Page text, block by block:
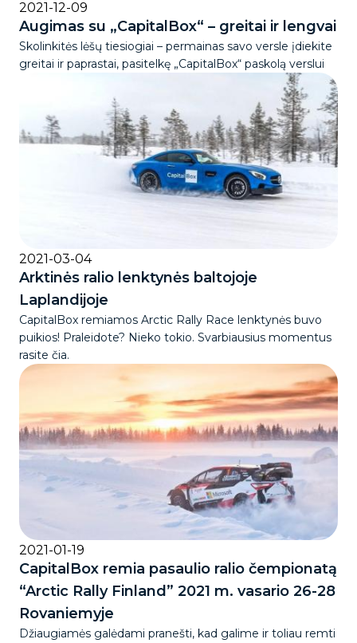
2021-12-09
Augimas su „CapitalBox“ – greitai ir lengvai
Skolinkitės lėšų tiesiogiai – permainas savo versle įdiekite
greitai ir paprastai, pasitelkę „CapitalBox“ paskolą verslui
2021-03-04
Arktinės ralio lenktynės baltojoje
Laplandijoje
CapitalBox remiamos Arctic Rally Race lenktynės buvo
puikios! Praleidote? Nieko tokio. Svarbiausius momentus
rasite čia.
2021-01-19
CapitalBox remia pasaulio ralio čempionatą
“Arctic Rally Finland” 2021 m. vasario 26-28
Rovaniemyje
Džiaugiamės galėdami pranešti, kad galime ir toliau remti